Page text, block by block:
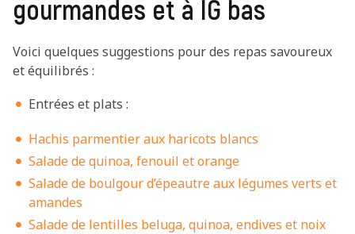
gourmandes et à IG bas
Voici quelques suggestions pour des repas savoureux
et équilibrés :
Entrées et plats :
Hachis parmentier aux haricots blancs
Salade de quinoa, fenouil et orange
Salade de boulgour d’épeautre aux légumes verts et
amandes
Salade de lentilles beluga, quinoa, endives et noix